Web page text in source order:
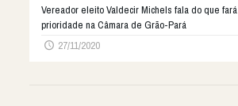
Vereador eleito Valdecir Michels fala do que fará
prioridade na Câmara de Grão-Pará
27/11/2020